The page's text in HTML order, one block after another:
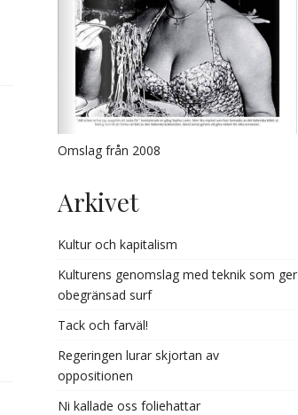
Omslag från 2008
Arkivet
Kultur och kapitalism
Kulturens genomslag med teknik som ger
obegränsad surf
Tack och farväl!
Regeringen lurar skjortan av
oppositionen
Ni kallade oss foliehattar